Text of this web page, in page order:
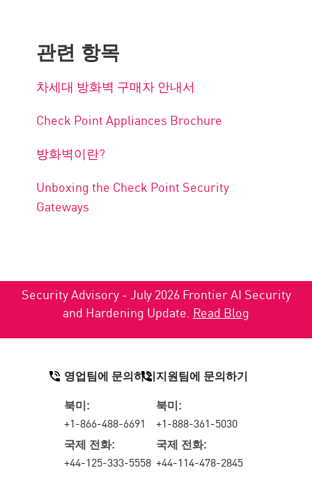
관련 항목
차세대 방화벽 구매자 안내서
Check Point Appliances Brochure
방화벽이란?
Unboxing the Check Point Security
Gateways
Security Advisory - July 2026 Frontier AI Security
and Hardening Update. Read Blog
영업팀에 문의하기
북미:
+1-866-488-6691
국제 전화:
+44-125-333-5558
지원팀에 문의하기
북미:
+1-888-361-5030
국제 전화:
+44-114-478-2845